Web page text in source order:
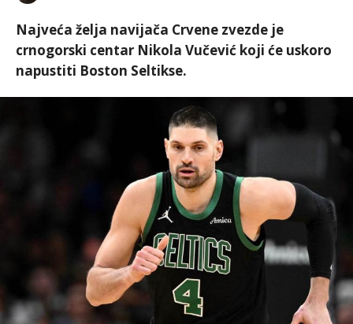
Najveća želja navijača Crvene zvezde je
crnogorski centar Nikola Vučević koji će uskoro
napustiti Boston Seltikse.